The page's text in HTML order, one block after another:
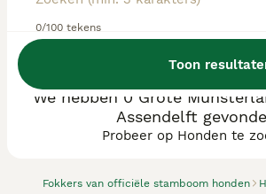
0/100 tekens
Toon
Fokkers van officiële stamboom honden
We hebben 0 Grote
Assendelft
Probeer op Honden te